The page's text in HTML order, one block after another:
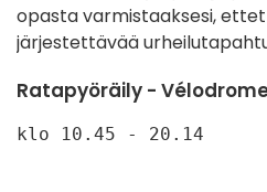
opasta varmistaaksesi,
järjestettävää
Ratapyöräily -
klo 10.45 - 20.14